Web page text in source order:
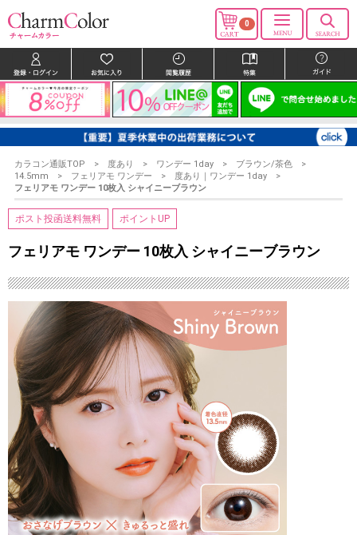
0
カラコン通販TOP 度あり ワンデー 1day
ブラウン/茶色
14.5mm
フェリアモ ワンデー
度あり｜ワンデー 1day
フェリアモ ワンデー 10枚入 シャイニーブラウン
ポスト投函送料無料 ポイントUP
フェリアモ ワンデー 10枚入 シャイニーブラウン